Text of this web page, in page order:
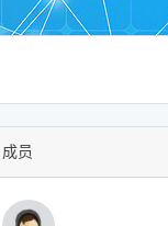
成员